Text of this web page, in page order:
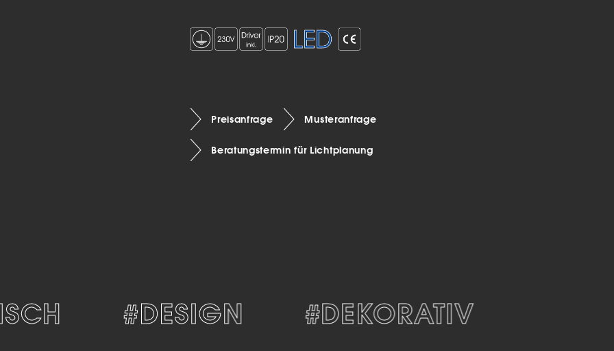
Preisanfrage Musteranfrage
Beratungstermin für Lichtplanung
#DESIGN #DEKORATIV